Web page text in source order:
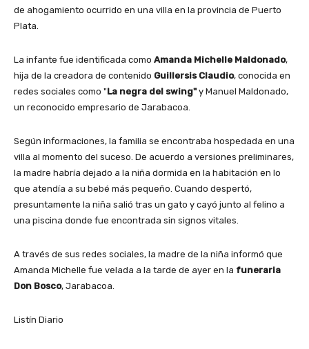
de ahogamiento ocurrido en una villa en la provincia de Puerto
Plata.
La infante fue identificada como Amanda Michelle Maldonado,
hija de la creadora de contenido Guillersis Claudio, conocida en
redes sociales como "La negra del swing"y Manuel Maldonado,
un reconocido empresario de Jarabacoa.
Según informaciones, la familia se encontraba hospedada en una
villa al momento del suceso. De acuerdo a versiones preliminares,
la madre habría dejado a la niña dormida en la habitación en lo
que atendía a su bebé más pequeño. Cuando despertó,
presuntamente la niña salió tras un gato y cayó junto al felino a
una piscina donde fue encontrada sin signos vitales.
A través de sus redes sociales, la madre de la niña informó que
Amanda Michelle fue velada a la tarde de ayer en la funeraria
Don Bosco, Jarabacoa.
Listín Diario